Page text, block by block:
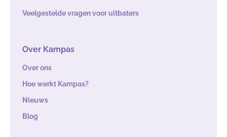
Veelgestelde vragen voor uitbaters
Over Kampas
Over ons
Hoe werkt Kampas?
Nieuws
Blog